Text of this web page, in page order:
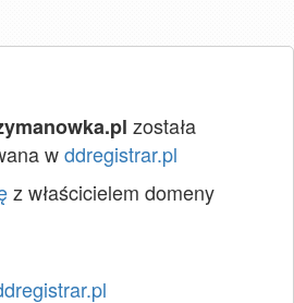
została
wddregistrar.pl
z właścicielem domeny